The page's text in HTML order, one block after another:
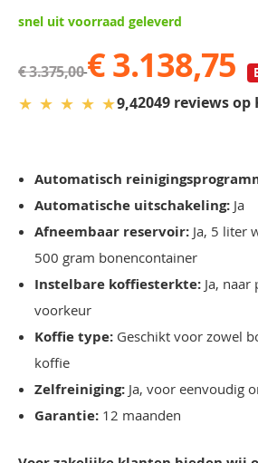
gallery
snel uit voorraad geleverd
€ 3.375,00€ 3.138,75
★ ★ ★ ★ ★9,42049 reviews op
Automatisch
Automatische uitschakeling: Ja
Afneembaar reservoir: Ja, 5 liter
500 gram bonencontainer
Instelbare koffiesterkte: Ja,
voorkeur
Koffie type: Geschikt voor zowel
koffie
Zelfreiniging: Ja, voor eenvoudig
Garantie: 12 maanden